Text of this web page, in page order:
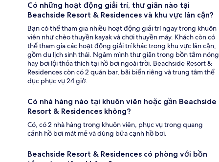
Có những hoạt động giải trí, thư giãn nào tại
Beachside Resort & Residences và khu vực lân cận?
Bạn có thể tham gia nhiều hoạt động giải trí ngay trong khuôn
viên như chèo thuyền kayak và chơi thuyền máy. Khách còn có
thể tham gia các hoạt động giải trí khác trong khu vực lân cận,
gồm du lịch sinh thái. Ngâm mình thư giãn trong bồn tắm nóng
hay bơi lội thỏa thích tại hồ bơi ngoài trời. Beachside Resort &
Residences còn có 2 quán bar, bãi biển riêng và trung tâm thể
dục phục vụ 24 giờ.
Có nhà hàng nào tại khuôn viên hoặc gần Beachside
Resort & Residences không?
Có, có 2 nhà hàng trong khuôn viên, phục vụ trong quang
cảnh hồ bơi mát mẻ và dùng bữa cạnh hồ bơi.
Beachside Resort & Residences có phòng với bồn